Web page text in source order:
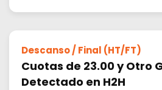
Descanso / Final (HT/FT)
Cuotas de 23.00 y Otro
Detectado en H2H